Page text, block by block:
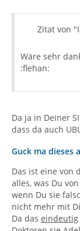
Zitat von
Wäre sehr
:flehan:
Da ja in Deiner
dass da auch
Guck ma dieses
Das ist eine von
alles, was Du
wenn Du sie
nicht mehr mit
Da das eindeutig